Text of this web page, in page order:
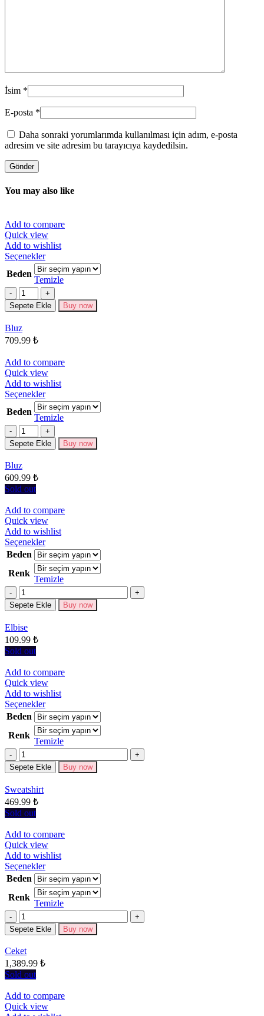
İsim *
E-posta *
Daha sonraki yorumlarımda kullanılması için adım, e-posta
adresim ve site adresim bu tarayıcıya kaydedilsin.
You may also like
Add to compare
Quick view
Add to wishlist
SeçeneklerBu
ürünün
birden
fazla
varyasyonu
var.
Beden
Temizle
Miktar
Sepete Ekle Buy now
Bluz
709.99 ₺
Add to compare
Quick view
Add to wishlist
SeçeneklerBu
ürünün
birden
fazla
varyasyonu
var.
Beden
Temizle
Miktar
Sepete Ekle Buy now
Bluz
609.99 ₺
Sold out
Add to compare
Quick view
Add to wishlist
SeçeneklerBu
ürünün
birden
fazla
varyasyonu
Seçenekler
Beden
Renk
Temizle
Miktar
Sepete Ekle Buy now
Elbise
109.99 ₺
Sold out
Add to compare
Quick view
Add to wishlist
SeçeneklerBu
ürünün
birden
fazla
varyasyonu
Seçenekler
Beden
Renk
Temizle
Miktar
Sepete Ekle Buy now
Sweatshirt
469.99 ₺
Sold out
Add to compare
Quick view
Add to wishlist
SeçeneklerBu
ürünün
birden
fazla
varyasyonu
Seçenekler
seçilebilir
Beden
Renk
Temizle
Miktar
Sepete Ekle Buy now
Ceket
1,389.99 ₺
Sold out
Add to compare
Quick view